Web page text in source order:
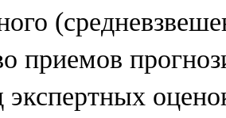
приемов
экспертных